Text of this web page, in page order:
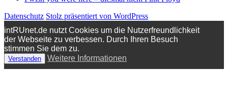
Datenschutz Stolz präsentiert von WordPress
intRUnet.de nutzt Cookies um die Nutzerfreundlichkeit
der Webseite zu verbessen. Durch Ihren Besuch
stimmen Sie dem zu.
Verstanden Weitere Informationen